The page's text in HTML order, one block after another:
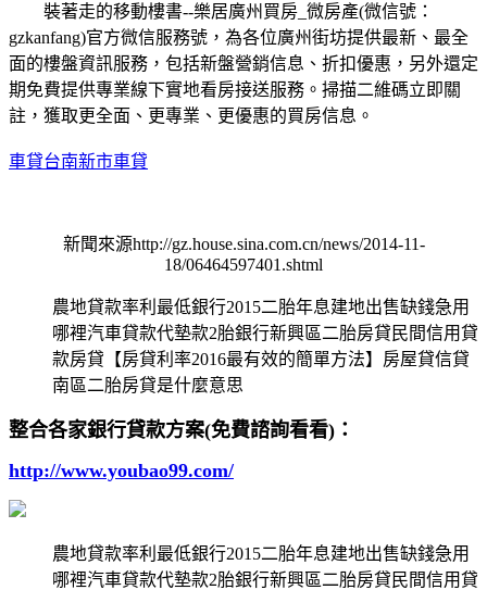
裝著走的移動樓書--樂居廣州買房_微房產(微信號：
gzkanfang)官方微信服務號，為各位廣州街坊提供最新、最全
面的樓盤資訊服務，包括新盤營銷信息、折扣優惠，另外還定
期免費提供專業線下實地看房接送服務。掃描二維碼立即關
註，獲取更全面、更專業、更優惠的買房信息。
車貸台南新市車貸
新聞來源http://gz.house.sina.com.cn/news/2014-11-
18/06464597401.shtml
農地貸款率利最低銀行2015二胎年息建地出售缺錢急用
哪裡汽車貸款代墊款2胎銀行新興區二胎房貸民間信用貸
款房貸【房貸利率2016最有效的簡單方法】房屋貸信貸
南區二胎房貸是什麼意思
整合各家銀行貸款方案(免費諮詢看看)：
http://www.youbao99.com/
農地貸款率利最低銀行2015二胎年息建地出售缺錢急用
哪裡汽車貸款代墊款2胎銀行新興區二胎房貸民間信用貸